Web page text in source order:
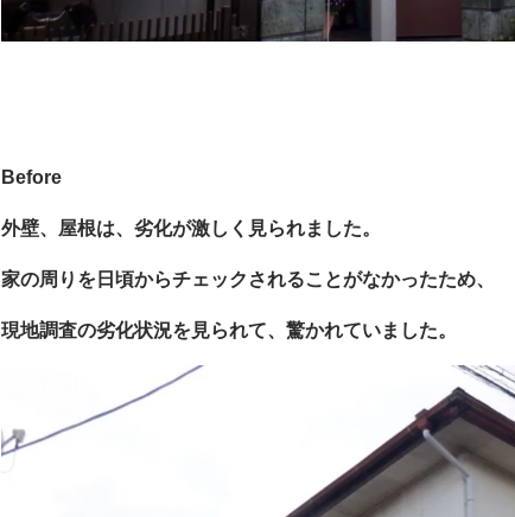
Before
外壁、屋根は、劣化が激しく見られました。
家の周りを日頃からチェックされることがなかったため、
現地調査の劣化状況を見られて、驚かれていました。